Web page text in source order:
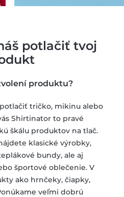
potlačiť tvoj
produktu?
tričko, mikinu alebo
Shirtinator to pravé
škálu produktov na tlač.
klasické výrobky,
bundy, ale aj
športové oblečenie. V
ako hrnčeky, čiapky,
veľmi dobrú